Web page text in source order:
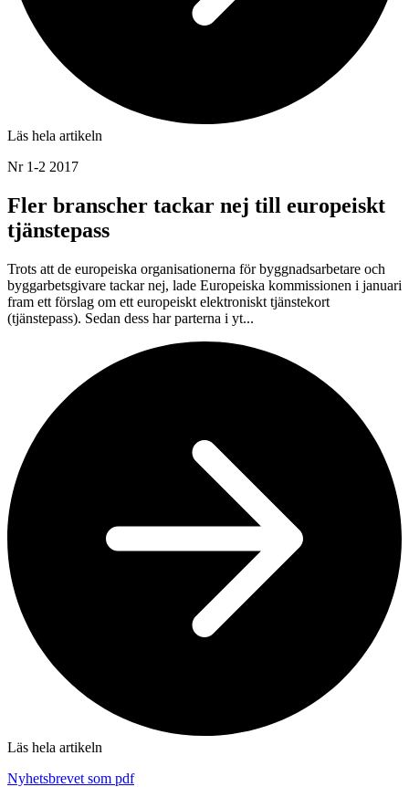
Läs hela artikeln
Nr 1-2 2017
Fler branscher tackar nej till europeiskt
tjänstepass
Trots att de europeiska organisationerna för byggnadsarbetare och
byggarbetsgivare tackar nej, lade Europeiska kommissionen i januari
fram ett förslag om ett europeiskt elektroniskt tjänstekort
(tjänstepass). Sedan dess har parterna i yt...
Läs hela artikeln
Nyhetsbrevet som pdf